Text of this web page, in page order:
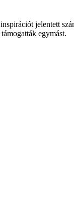
jelentett
egymást.